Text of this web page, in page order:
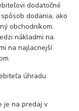
dodatočné
dodania, ako
obchodníkom.
nákladmi na
na najlacnejší
úhradu
je na predaj v